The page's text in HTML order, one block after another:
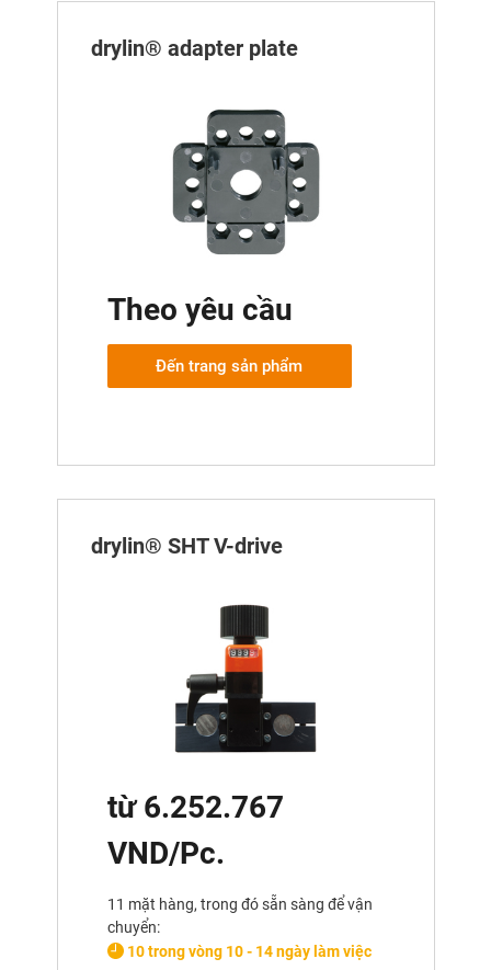
drylin® adapter plate
Theo yêu cầu
Đến trang sản phẩm
drylin® SHT V-drive
từ 6.252.767
VND/Pc.
11 mặt hàng, trong đó sẵn sàng để vận
chuyển:
10 trong vòng 10 - 14 ngày làm việc